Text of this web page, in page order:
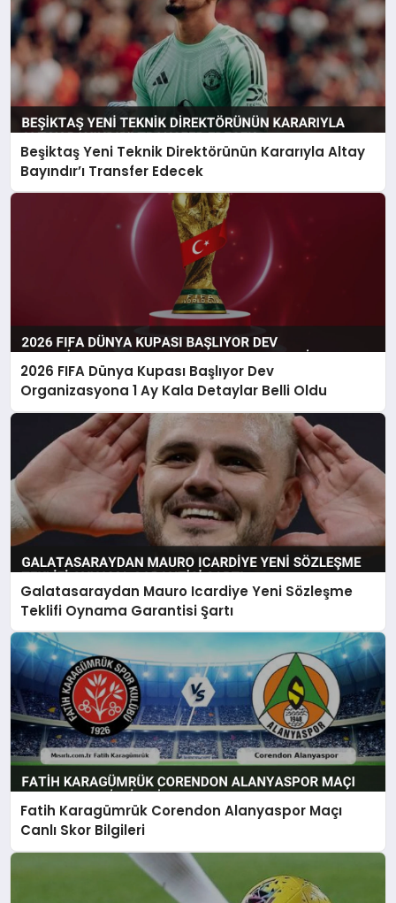
Beşiktaş Yeni Teknik Direktörünün Kararıyla Altay
Bayındır’ı Transfer Edecek
2026 FIFA Dünya Kupası Başlıyor Dev
Organizasyona 1 Ay Kala Detaylar Belli Oldu
Galatasaraydan Mauro Icardiye Yeni Sözleşme
Teklifi Oynama Garantisi Şartı
Fatih Karagümrük Corendon Alanyaspor Maçı
Canlı Skor Bilgileri